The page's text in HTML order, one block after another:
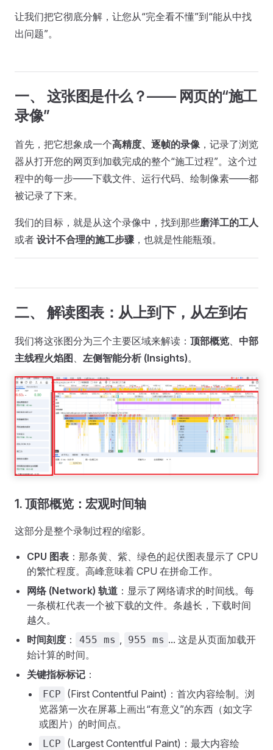
让我们把它彻底分解，让您从“完全看不懂”到“能从中找
出问题”。
一、 这张图是什么？—— 网页的“施工
录像”
首先，把它想象成一个高精度、逐帧的录像 ，记录了浏览
器从打开您的网页到加载完成的整个“施工过程”。这个过
程中的每一步——下载文件、运行代码、绘制像素——都
被记录了下来。
我们的目标，就是从这个录像中，找到那些磨洋工的工人
或者 设计不合理的施工步骤 ，也就是性能瓶颈。
二、 解读图表：从上到下，从左到右
我们将这张图分为三个主要区域来解读： 顶部概览
中部
主线程火焰图
左侧智能分析 (Insights)。
1. 顶部概览：宏观时间轴
这部分是整个录制过程的缩影。
CPU 图表 ：那条黄、紫、绿色的起伏图表显示了 CPU
的繁忙程度。高峰意味着 CPU 在拼命工作。
网络 (Network) 轨道 ：显示了网络请求的时间线。每
一条横杠代表一个被下载的文件。条越长，下载时间
越久。
时间刻度 ： 455 ms 955 ms ... 这是从页面加载开
始计算的时间。
关键指标标记 ：
FCP
(First Contentful Paint)：首次内容绘制。浏
览器第一次在屏幕上画出“有意义”的东西（如文字
或图片）的时间点。
LCP
(Largest Contentful Paint)：最大内容绘